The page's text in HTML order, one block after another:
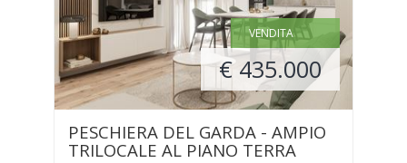
VENDITA
€ 435.000
PESCHIERA DEL GARDA - AMPIO
TRILOCALE AL PIANO TERRA